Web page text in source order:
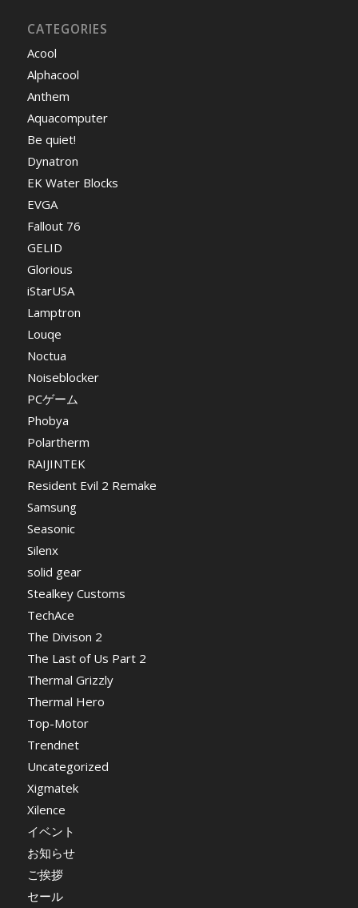
CATEGORIES
Acool
Alphacool
Anthem
Aquacomputer
Be quiet!
Dynatron
EK Water Blocks
EVGA
Fallout 76
GELID
Glorious
iStarUSA
Lamptron
Louqe
Noctua
Noiseblocker
PCゲーム
Phobya
Polartherm
RAIJINTEK
Resident Evil 2 Remake
Samsung
Seasonic
Silenx
solid gear
Stealkey Customs
TechAce
The Divison 2
The Last of Us Part 2
Thermal Grizzly
Thermal Hero
Top-Motor
Trendnet
Uncategorized
Xigmatek
Xilence
イベント
お知らせ
ご挨拶
セール